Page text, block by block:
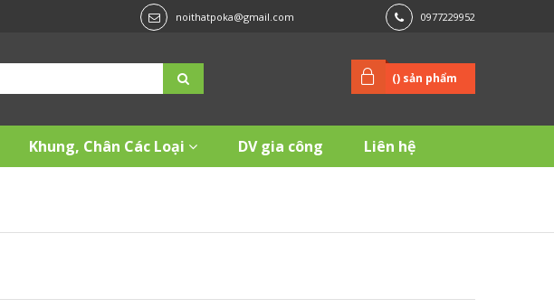
noithatpoka@gmail.com 0977229952
() sản phẩm
Khung, Chân Các Loại DV gia công Liên hệ